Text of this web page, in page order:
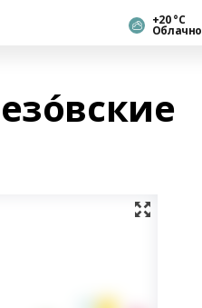
+20 °С
Облачно